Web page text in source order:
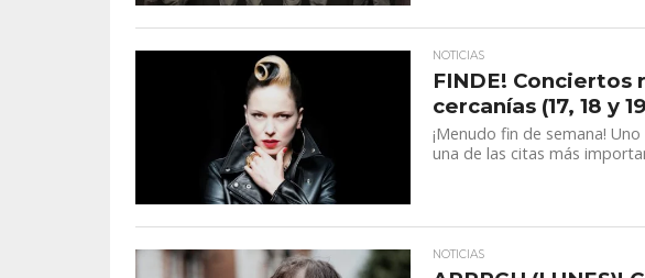
NOTICIAS
FINDE! Conciertos
cercanías (17, 18 y
¡Menudo fin de semana!
una de las citas más
NOTICIAS